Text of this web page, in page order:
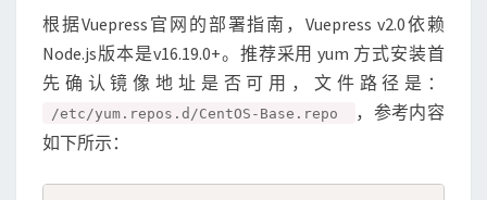
根据Vuepress官网的部署指南，Vuepress v2.0依赖
Node.js版本是v16.19.0+。推荐采用 yum 方式安装首
先确认镜像地址是否可用，文件路径是：
/etc/yum.repos.d/CentOS-Base.repo
，参考内容
如下所示：